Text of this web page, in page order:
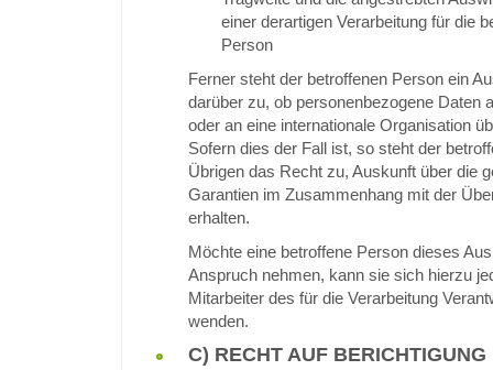
einer derartigen Verarbeitung für die
Person
Ferner steht der betroffenen Person ein
darüber zu, ob personenbezogene Daten
oder an eine internationale Organisation
Sofern dies der Fall ist, so steht der
Übrigen das Recht zu, Auskunft über die
Garantien im Zusammenhang mit der
erhalten.
Möchte eine betroffene Person dieses
Anspruch nehmen, kann sie sich hierzu
Mitarbeiter des für die Verarbeitung
wenden.
C) RECHT AUF BERICHTIGUNG